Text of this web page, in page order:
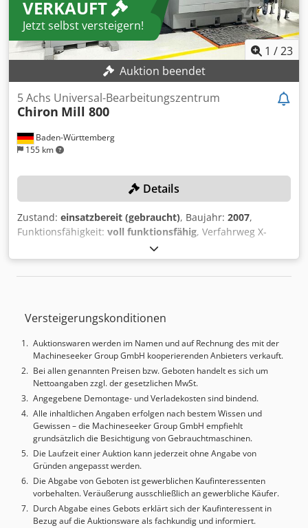
Magnetarmen ausgestattet. Verpackungsform rund,
quadratisch, sechseckig und kartoniert programmierbar.
Mehrere mechanische und handelsübliche Ersatzteile sind
im Lieferumfang enthalten. Crodsxmg Aiopfx Aiijf
VERKAUFT
Jetzt selbst versteigern!
1 /23
Auktion beendet
Baden-Württemberg
155 km
5 Achs Universal-Bearbeitungszentrum
Chiron Mill 800
Details
Zustand: einsatzbereit (gebraucht), Baujahr: 2007,
Funktionsfähigkeit: voll funktionsfähig, Verfahrweg X-
, Verfahrweg Y-Achse:
Z-Achse:550 mm, Steuerungsmodell:Fanuc 18i MB5,
Drehzahl (max.):20’000 U/min, TECHNISCHE DETAILS
Credpeyn Ncpofx Aiijf Drehzahl max.: 20.000 U/min
Drehzahl max.: 4.000 U/min Durchlass: ca. 65 mm
MASCHINEN-DETAILS Steuerung: Fanuc 18i MB5
Antriebsleistung min.: 30 kVA Antriebsleistung max.: 50
kVA AUSSTATTUNG Werkzeugmesssystem Blum Laser
Controll NT Zusatzmagazin (92 Werkzeugplätze)
Kühlmittelanlage / Papierbandfilter / IKZ Spindelkühler
Stangenlader Breuning RBK 10012 Einsätze: 20 mm, 25
mm, 30 mm, 35 mm 40 mm, 45 mm, 50 mm, Max.
Durchmesser: 60 mm Bitte beachten: Ohne
Ölnebelabsaugung, ohne CO2-Löschanlage. Die
Demontage der Maschine erfolgt am 24.03.2026 durch die
Firma Chiron. Chiron wird außerdem eine Datensicherung
vornehmen.
Versteigerungskonditionen
Auktionswaren werden im Namen und auf Rechnung des mit der
Machineseeker Group GmbH kooperierenden Anbieters verkauft.
Bei allen genannten Preisen bzw. Geboten handelt es sich um
Nettoangaben zzgl. der gesetzlichen MwSt.
Angegebene Demontage- und Verladekosten sind bindend.
Alle inhaltlichen Angaben erfolgen nach bestem Wissen und
Gewissen – die Machineseeker Group GmbH empfiehlt
grundsätzlich die Besichtigung von Gebrauchtmaschinen.
Die Laufzeit einer Auktion kann jederzeit ohne Angabe von
Gründen angepasst werden.
Die Abgabe von Geboten ist gewerblichen Kaufinteressenten
vorbehalten. Veräußerung ausschließlich an gewerbliche Käufer.
Durch Abgabe eines Gebots erklärt sich der Kaufinteressent in
Bezug auf die Auktionsware als fachkundig und informiert.